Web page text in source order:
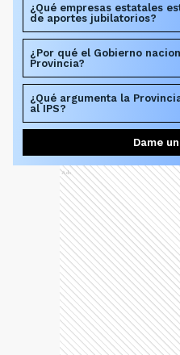
¿Qué empresas estatales
de aportes jubilatorios?
¿Por qué el Gobierno
Provincia?
¿Qué argumenta la
al IPS?
Dame
Ads